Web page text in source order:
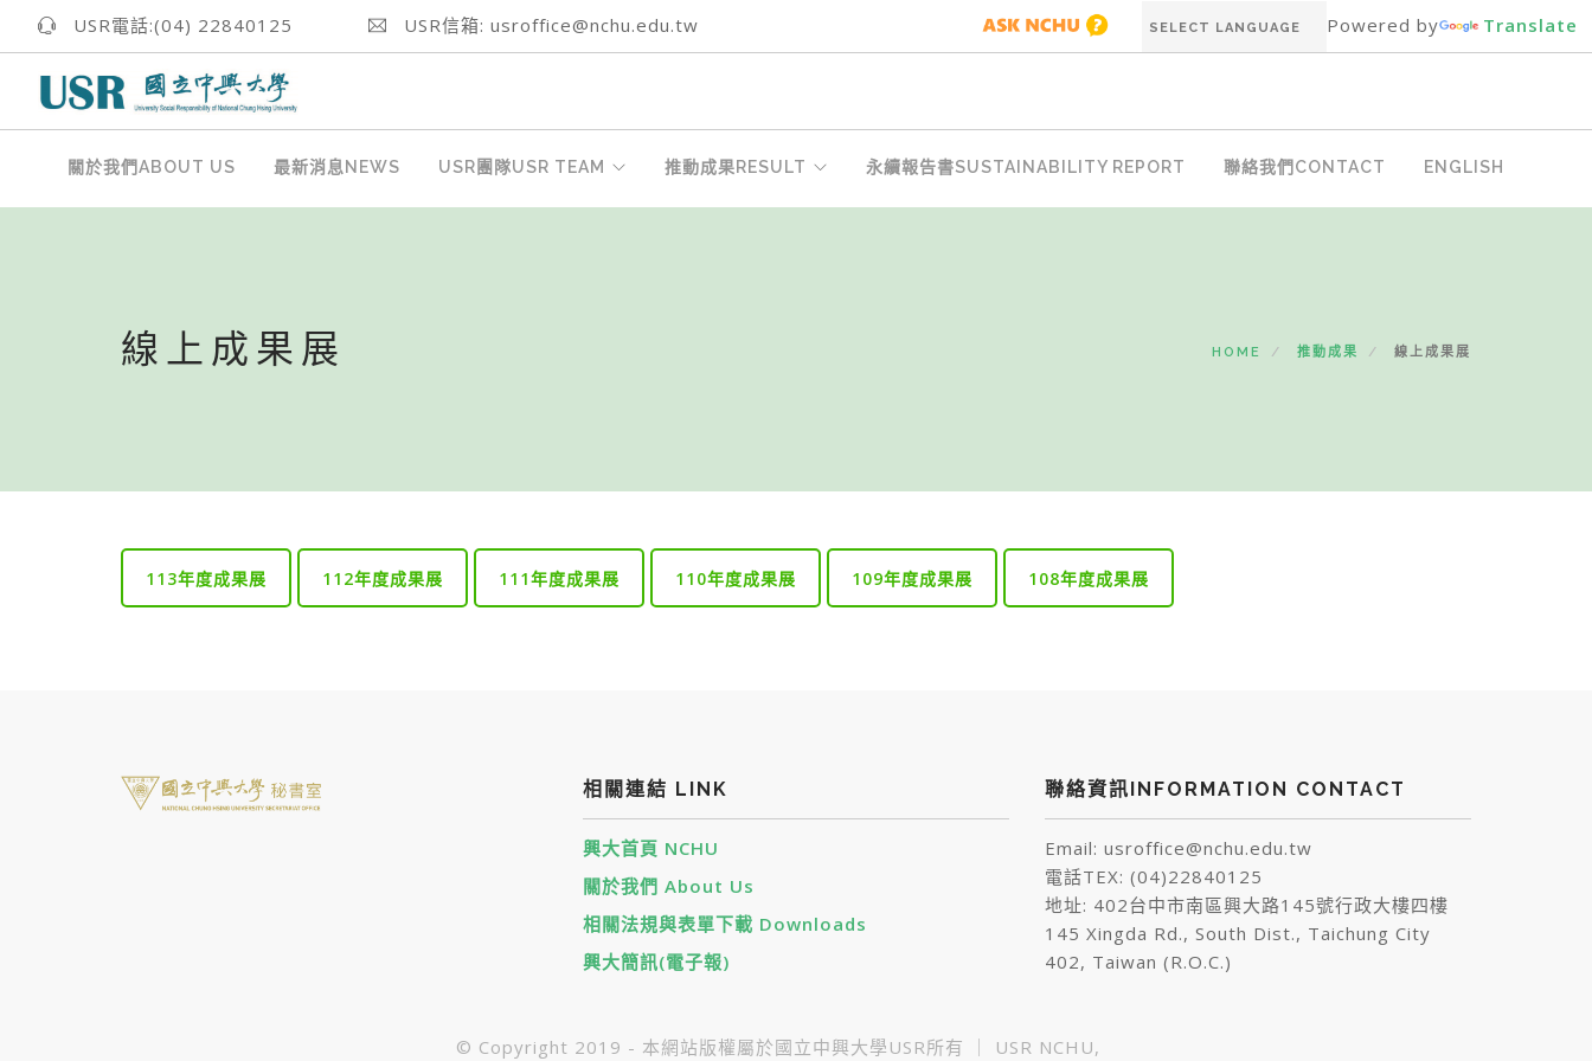
USR電話:(04) 22840125 USR信箱: usroffice@nchu.edu.tw Powered by Translate
關於我們ABOUT US 最新消息NEWS USR團隊USR TEAM 推動成果RESULT 永續報告書SUSTAINABILITY REPORT 聯絡我們CONTACT ENGLISH
線上成果展 HOME 推動成果 線上成果展
113年度成果展 112年度成果展 111年度成果展 110年度成果展 109年度成果展 108年度成果展
相關連結 LINK
興大首頁 NCHU
關於我們 About Us
相關法規與表單下載 Downloads
興大簡訊(電子報)
聯絡資訊INFORMATION CONTACT
Email: usroffice@nchu.edu.tw
電話TEX: (04)22840125
地址: 402台中市南區興大路145號行政大樓四樓
145 Xingda Rd., South Dist., Taichung City
402, Taiwan (R.O.C.)
© Copyright 2019 - 本網站版權屬於國立中興大學USR所有 ｜ USR NCHU,